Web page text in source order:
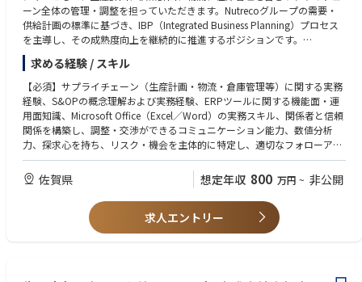
ジションにあります。
＜参考URL＞
■RESONAC REPORT 2025（統合報告書）
https://www.resonac.com/sites/default/files/2025-08/pdf-sustainability-
■レゾナック 採用サイト
https://www.resonac.com/recruit/jp/
■レゾナック 山崎事業所
https://www.resonac.com/jp/corporate/network/domestic/yamazaki.ht
ml
■レゾナック 購買情報
https://www.resonac.com/jp/corporate/purchase-index?intcid=glnavi_j
■パッケージ用 熱伝導シート
https://www.resonac.com/jp/products/semi-backend-process/76/027.h
剤原料など
・電子材料 ： ディスプレイ・半導体・フォトレジストに使用される高純
度溶剤など
ーン全体の管理・調整を担っていただきます。Nutrecoグループの需要・
供給計画の標準に基づき、IBP（Integrated Business Planning）プロセス
を主導し、その成熟度向上を継続的に推進するポジションです。
〈詳細〉
需要＆供給戦略および計画の立案・実行／IBP（統合型ビジネス・サプラ
イ計画）プロセスおよび月次サイクルを主導／生産・供給・在庫計画の管
理／在庫およびWorking capitalの管理・最適化／KPI管理および継続的改
善の推進／SCMチームの育成・マネジメントおよびリーダーシップの発揮
／品質・HSE（健康・安全・環境）に関するコンプライアンスの遵守
求める経験 / スキル
【必須】サプライチェーン（生産計画・物流・倉庫管理等）に関する実務
経験、S&OPの概念理解および実務経験、ERPツールに関する機能面・運
用面知識、Microsoft Office（Excel／Word）の実務スキル、関係者と信頼
関係を構築し、調整・交渉ができるコミュニケーション能力、数値分析
力、探求心を持ち、リスク・機会を主体的に特定し、適切なフォローアッ
プを行う能力、SCMチームのマネジメント経験
【歓迎】カスタマーサービス・物流・営業いずれかの業務経験、Infor M3
の知識をお持ちの方
佐賀県 想定年収 800 万円 ~ 非公開
求人エントリー